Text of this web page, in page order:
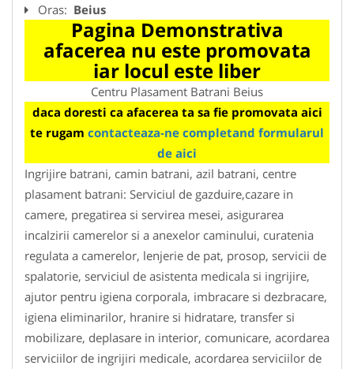
Oras: Beius
Pagina Demonstrativa
afacerea nu este promovata
iar locul este liber
Centru Plasament Batrani Beius
daca doresti ca afacerea ta sa fie promovata aici
te rugam contacteaza-ne completand formularul
de aici
Ingrijire batrani, camin batrani, azil batrani, centre
plasament batrani: Serviciul de gazduire,cazare in
camere, pregatirea si servirea mesei, asigurarea
incalzirii camerelor si a anexelor caminului, curatenia
regulata a camerelor, lenjerie de pat, prosop, servicii de
spalatorie, serviciul de asistenta medicala si ingrijire,
ajutor pentru igiena corporala, imbracare si dezbracare,
igiena eliminarilor, hranire si hidratare, transfer si
mobilizare, deplasare in interior, comunicare, acordarea
serviciilor de ingrijiri medicale, acordarea serviciilor de